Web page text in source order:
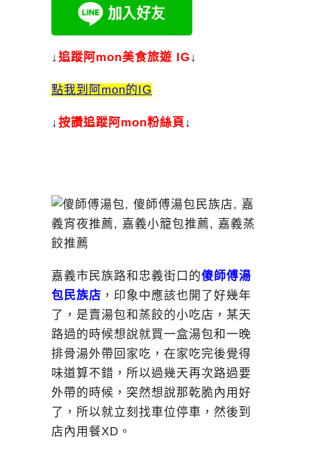
↓追蹤阿mon美食旅遊 IG↓
點我到阿mon的IG
↓按讚追蹤阿mon粉絲頁 ↓
嘉義市民族路和忠義街口的傻師傅湯
包民族店 ，印象中應該也開了好幾年
了，是賣湯包和蒸餃的小吃店，某天
路過的時候想說就買一盒湯包和一晚
排骨湯外帶回家吃，在家吃完後覺得
味道算不錯，所以過幾天再次路過要
外帶的時候，突然想說那乾脆內用好
了，所以就立刻找車位停車，然後到
店內用餐XD。